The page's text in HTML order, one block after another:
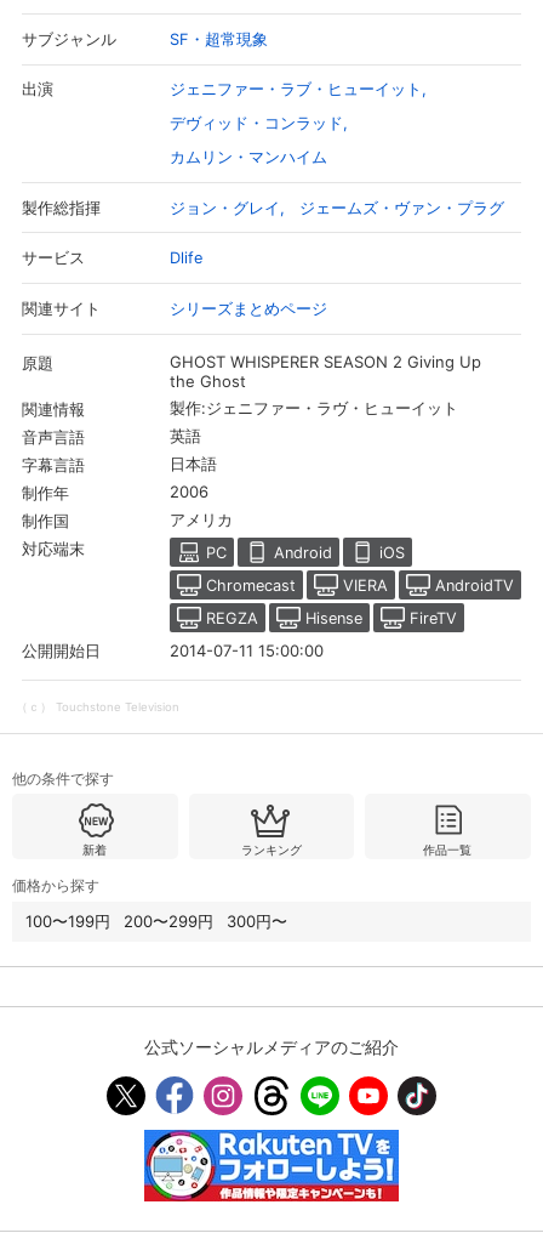
会員設定 会員情報
基本情報、本人連絡先、パスワード 、クレ
ジットカード情報の変更が可能です。
決済方法変更 決済方法の変更が可能です。
Myクーポン
現在獲得済みのお得なクーポンを確認でき
ます。
レンタル、購入、定額見放題の購入履歴の
お気に入りに登録した作品を確認できま
能です。
サイト内の閲覧履歴を確認できます。履歴
の削除も可能です。
サイト内で表示される作品の表示制限が可
能です。5段階の年齢区分から選択できま
サブジャンル SF・超常現象
出演
ジェニファー・ラブ・ヒューイット
デヴィッド・コンラッド
カムリン・マンハイム
製作総指揮 ジョン・グレイ ジェームズ・ヴァン・プラグ
サービス Dlife
関連サイト シリーズまとめページ
原題
GHOST WHISPERER SEASON 2 Giving Up
the Ghost
関連情報 製作:ジェニファー・ラヴ・ヒューイット
音声言語 英語
字幕言語 日本語
制作年 2006
制作国 アメリカ
対応端末 PC Android
iOS
Chromecast
VIERA
AndroidTV
REGZA
Hisense
FireTV
公開開始日
2014-07-11 15:00:00
（ｃ） Touchstone Television
他の条件で探す
新着 ランキング 作品一覧
価格から探す
100〜199円 200〜299円 300円〜
公式ソーシャルメディアのご紹介